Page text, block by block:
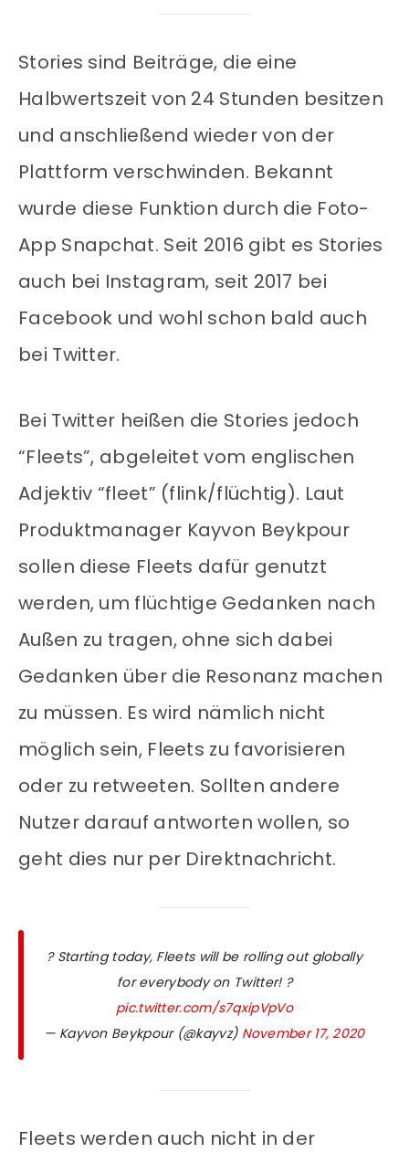
Stories sind Beiträge, die eine
Halbwertszeit von 24 Stunden besitzen
und anschließend wieder von der
Plattform verschwinden. Bekannt
wurde diese Funktion durch die Foto-
App Snapchat. Seit 2016 gibt es Stories
auch bei Instagram, seit 2017 bei
Facebook und wohl schon bald auch
bei Twitter.
Bei Twitter heißen die Stories jedoch
“Fleets”, abgeleitet vom englischen
Adjektiv “fleet” (flink/flüchtig). Laut
Produktmanager Kayvon Beykpour
sollen diese Fleets dafür genutzt
werden, um flüchtige Gedanken nach
Außen zu tragen, ohne sich dabei
Gedanken über die Resonanz machen
zu müssen. Es wird nämlich nicht
möglich sein, Fleets zu favorisieren
oder zu retweeten. Sollten andere
Nutzer darauf antworten wollen, so
geht dies nur per Direktnachricht.
? Starting today, Fleets will be rolling out globally
for everybody on Twitter! ?
pic.twitter.com/s7qxipVpVo
— Kayvon Beykpour (@kayvz) November 17, 2020
Fleets werden auch nicht in der